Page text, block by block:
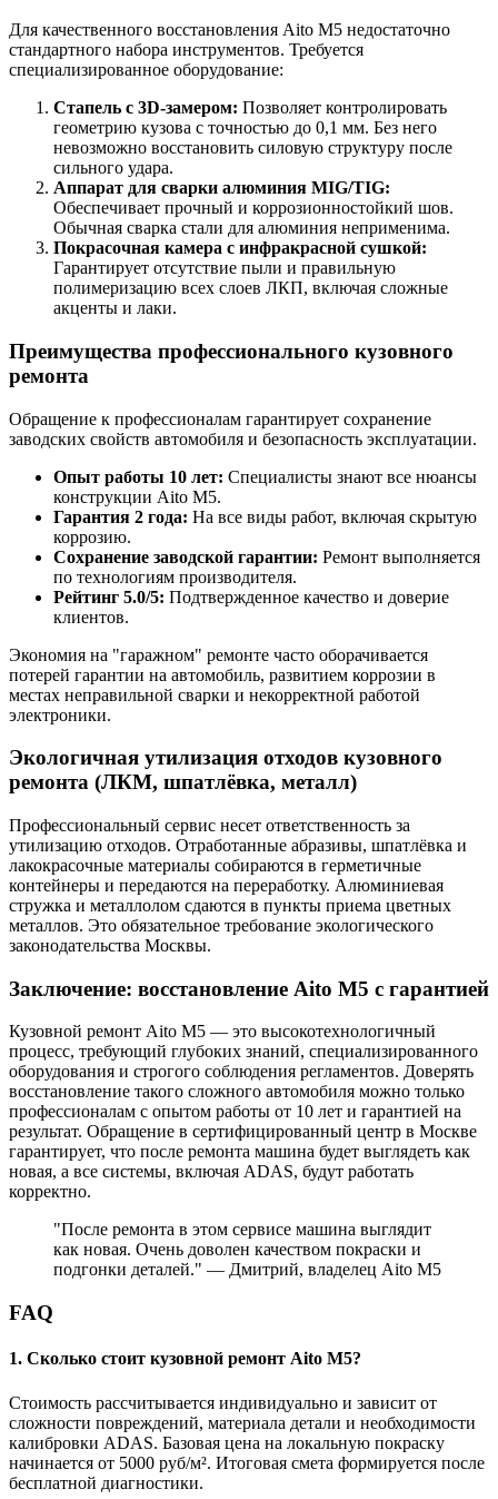
Для качественного восстановления Aito M5 недостаточно
стандартного набора инструментов. Требуется
специализированное оборудование:
Стапель с 3D-замером: Позволяет контролировать
геометрию кузова с точностью до 0,1 мм. Без него
невозможно восстановить силовую структуру после
сильного удара.
Аппарат для сварки алюминия MIG/TIG:
Обеспечивает прочный и коррозионностойкий шов.
Обычная сварка стали для алюминия неприменима.
Покрасочная камера с инфракрасной сушкой:
Гарантирует отсутствие пыли и правильную
полимеризацию всех слоев ЛКП, включая сложные
акценты и лаки.
Преимущества профессионального кузовного
ремонта
Обращение к профессионалам гарантирует сохранение
заводских свойств автомобиля и безопасность эксплуатации.
Опыт работы 10 лет: Специалисты знают все нюансы
конструкции Aito M5.
Гарантия 2 года: На все виды работ, включая скрытую
коррозию.
Сохранение заводской гарантии: Ремонт выполняется
по технологиям производителя.
Рейтинг 5.0/5: Подтвержденное качество и доверие
клиентов.
Экономия на "гаражном" ремонте часто оборачивается
потерей гарантии на автомобиль, развитием коррозии в
местах неправильной сварки и некорректной работой
электроники.
Экологичная утилизация отходов кузовного
ремонта (ЛКМ, шпатлёвка, металл)
Профессиональный сервис несет ответственность за
утилизацию отходов. Отработанные абразивы, шпатлёвка и
лакокрасочные материалы собираются в герметичные
контейнеры и передаются на переработку. Алюминиевая
стружка и металлолом сдаются в пункты приема цветных
металлов. Это обязательное требование экологического
законодательства Москвы.
Заключение: восстановление Aito M5 с гарантией
Кузовной ремонт Aito M5 — это высокотехнологичный
процесс, требующий глубоких знаний, специализированного
оборудования и строгого соблюдения регламентов. Доверять
восстановление такого сложного автомобиля можно только
профессионалам с опытом работы от 10 лет и гарантией на
результат. Обращение в сертифицированный центр в Москве
гарантирует, что после ремонта машина будет выглядеть как
новая, а все системы, включая ADAS, будут работать
корректно.
"После ремонта в этом сервисе машина выглядит
как новая. Очень доволен качеством покраски и
подгонки деталей." — Дмитрий, владелец Aito M5
FAQ
1. Сколько стоит кузовной ремонт Aito M5?
Стоимость рассчитывается индивидуально и зависит от
сложности повреждений, материала детали и необходимости
калибровки ADAS. Базовая цена на локальную покраску
начинается от 5000 руб/м². Итоговая смета формируется после
бесплатной диагностики.